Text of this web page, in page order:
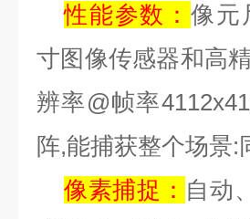
性能参数： 像元
寸图像传感器和高
辨率@帧率
阵,能捕获整个场景:
像素捕捉： 自动